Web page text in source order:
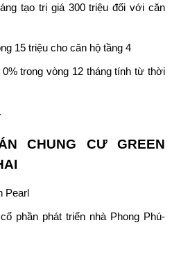
tạo trị giá 300 triệu đối với căn
15 triệu cho căn hộ tầng 4
trong vòng 12 tháng tính từ thời
CHUNG CƯ GREEN
Pearl
phần phát triển nhà Phong Phú-